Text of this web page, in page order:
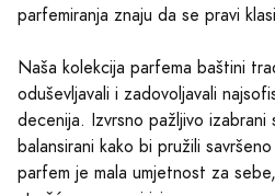
parfemiranja znaju da se pravi
Naša kolekcija parfema baštini
oduševljavali i zadovoljavali
decenija. Izvrsno pažljivo izabrani
balansirani kako bi pružili
parfem je mala umjetnost za